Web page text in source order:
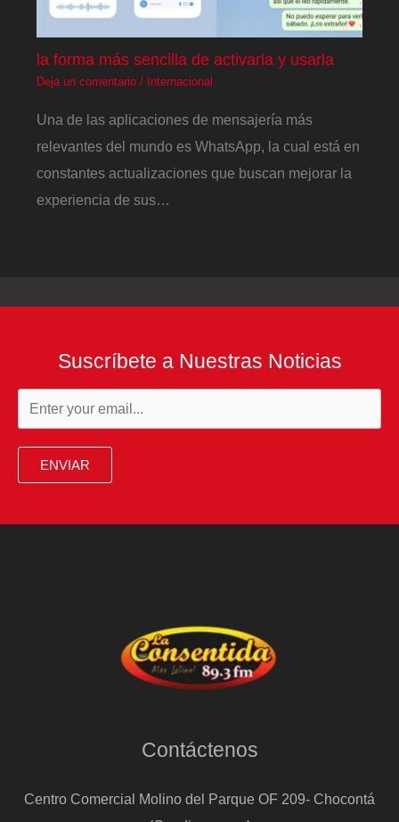
la forma más sencilla de activarla y usarla
Deja un comentario / Internacional
Una de las aplicaciones de mensajería más
relevantes del mundo es WhatsApp, la cual está en
constantes actualizaciones que buscan mejorar la
experiencia de sus…
Suscríbete a Nuestras Noticias
ENVIAR
Contáctenos
Centro Comercial Molino del Parque OF 209- Chocontá